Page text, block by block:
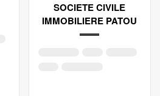
SOCIETE CIVILE
IMMOBILIERE PATOU